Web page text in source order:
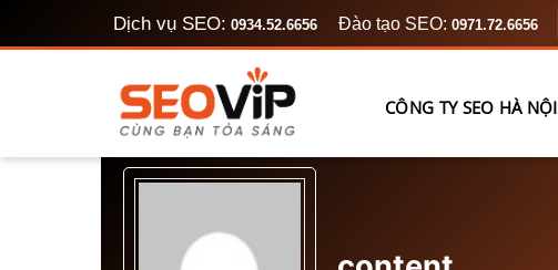
Dịch vụ SEO: 0934.52.6656 Đào tạo SEO: 0971.72.6656
CÔNG TY SEO HÀ NỘI